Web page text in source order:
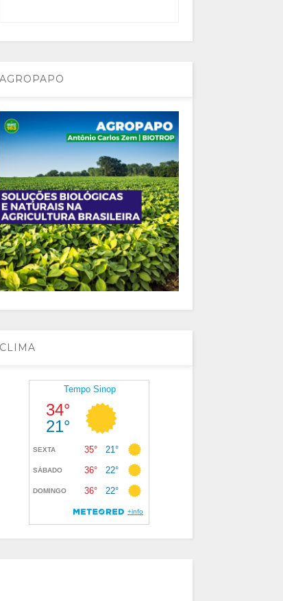
AGROPAPO
CLIMA